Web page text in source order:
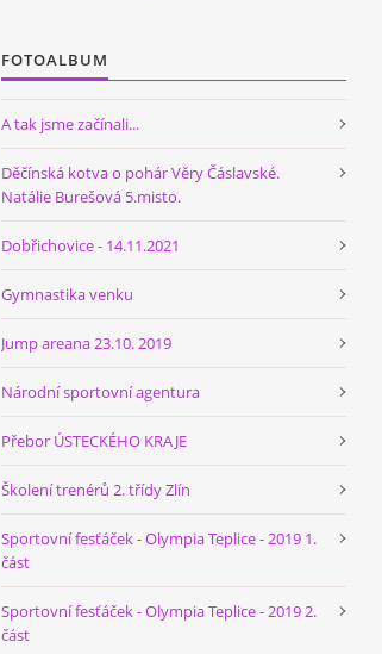
FOTOALBUM
A tak jsme začínali...
Děčínská kotva o pohár Věry Čáslavské.
Natálie Burešová 5.misto.
Dobřichovice - 14.11.2021
Gymnastika venku
Jump areana 23.10. 2019
Národní sportovní agentura
Přebor ÚSTECKÉHO KRAJE
Školení trenérů 2. třídy Zlín
Sportovní fesťáček - Olympia Teplice - 2019 1.
část
Sportovní fesťáček - Olympia Teplice - 2019 2.
část